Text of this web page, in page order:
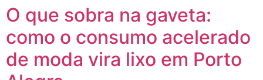
O que sobra na gaveta:
como o consumo acelerado
de moda vira lixo em Porto